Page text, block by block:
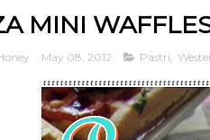
MINI
May 08, 2012 Pastri